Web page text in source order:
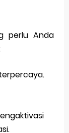
perlu Anda